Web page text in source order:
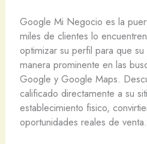
Google Mi Negocio es la
miles de clientes lo
optimizar su perfil para que
manera prominente en las
Google y Google Maps.
calificado directamente a su
establecimiento fisico,
oportunidades reales de venta.